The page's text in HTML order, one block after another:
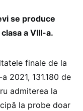
se produce
a VIII-a.
finale de la
2021, 131.180 de
admiterea la
la probe doar